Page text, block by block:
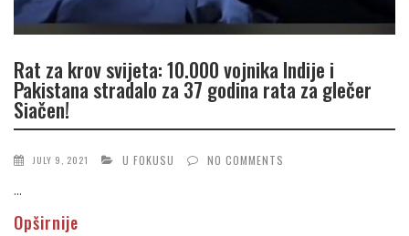
Rat za krov svijeta: 10.000 vojnika Indije i
Pakistana stradalo za 37 godina rata za glečer
Siačen!
JULY 9, 2021 U FOKUSU NO COMMENTS
...
Opširnije